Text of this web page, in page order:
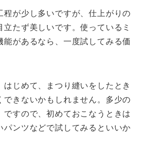
程が少し多いですが、仕上がりの
立たず美しいです。使っているミ
能があるなら、一度試してみる価
はじめて、まつり縫いをしたとき
できないかもしれません。多少の
ですので、初めておこなうときは
パンツなどで試してみるといいか